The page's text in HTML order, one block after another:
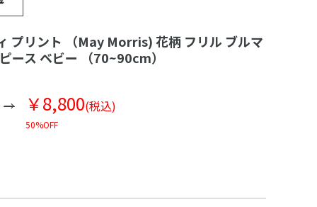
プリント （May Morris) 花柄 フリル ブルマ
ース ベビー （70~90cm）
￥8,800(税込)
50%OFF